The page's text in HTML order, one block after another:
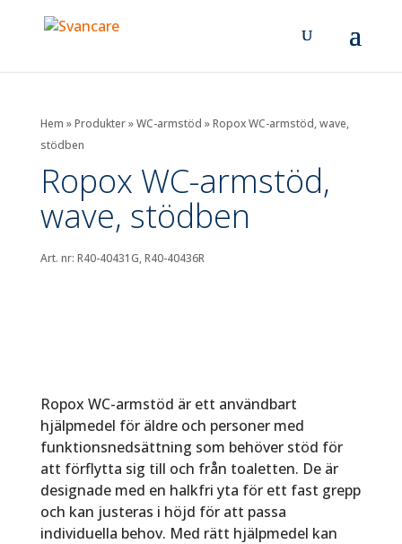
Hem »Produkter»WC-armstöd »Ropox WC-armstöd, wave,
stödben
Ropox WC-armstöd,
wave, stödben
Art. nr: R40-40431G, R40-40436R
Ropox WC-armstöd är ett användbart
hjälpmedel för äldre och personer med
funktionsnedsättning som behöver stöd för
att förflytta sig till och från toaletten. De är
designade med en halkfri yta för ett fast grepp
och kan justeras i höjd för att passa
individuella behov. Med rätt hjälpmedel kan